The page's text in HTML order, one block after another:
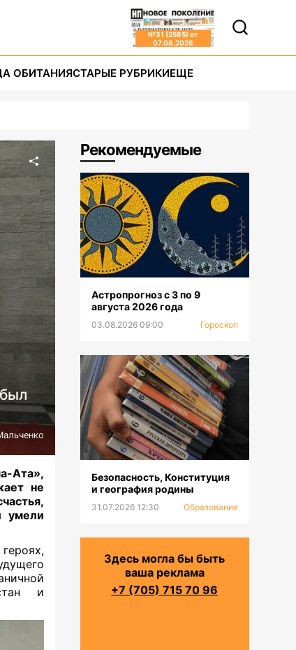
№31 (2585) от
07.08.2026
ОБИТАНИЯСТАРЫЕ РУБРИКИЕЩЕ
Ата»,
не
умели
и
Рекомендуемые
Астропрогноз с 3 по 9
августа 2026 года
03.08.2026 09:00 Гороскоп
Безопасность, Конституция
и география родины
31.07.2026 12:30 Образование
Здесь могла бы быть
ваша реклама
+7 (705) 715 70 96